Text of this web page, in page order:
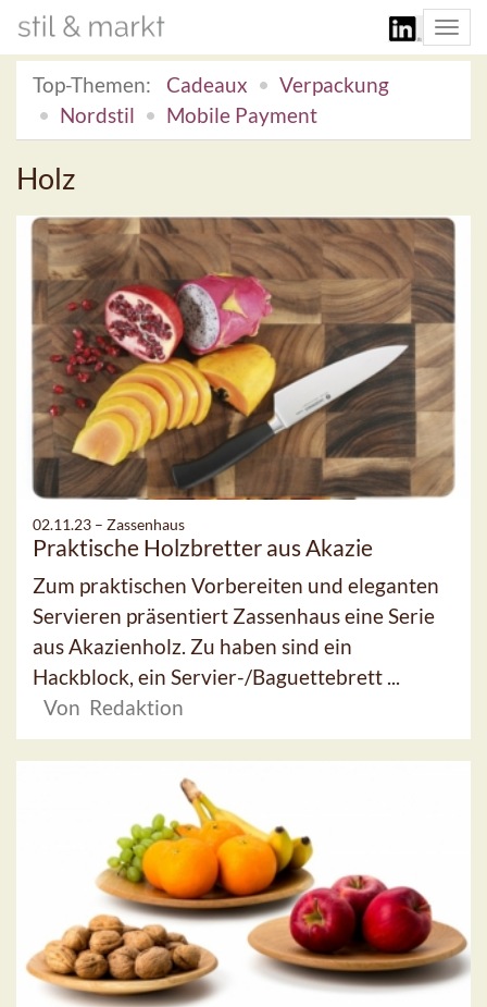
Top-Themen:
Cadeaux
Verpackung
Nordstil
Mobile Payment
Holz
02.11.23 – Zassenhaus
Praktische Holzbretter aus Akazie
Zum praktischen Vorbereiten und eleganten
Servieren präsentiert Zassenhaus eine Serie
aus Akazienholz. Zu haben sind ein
Hackblock, ein Servier-/Baguettebrett ...
Von Redaktion